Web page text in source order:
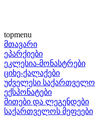
topmenu
მთავარი
ეპარქიები
ეკლესია-მონასტრები
ციხე-ქალაქები
უძველესი საქართველო
ექსპონატები
მითები და ლეგენდები
საქართველოს მეფეები